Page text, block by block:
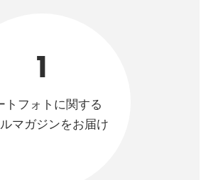
1
トフォトに関する
マガジンをお届け